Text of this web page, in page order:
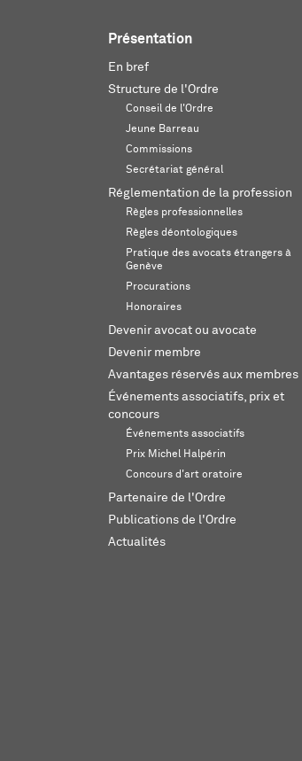
Présentation
En bref
Structure de l'Ordre
Conseil de l'Ordre
Jeune Barreau
Commissions
Secrétariat général
Réglementation de la profession
Règles professionnelles
Règles déontologiques
Pratique des avocats étrangers à
Genève
Procurations
Honoraires
Devenir avocat ou avocate
Devenir membre
Avantages réservés aux membres
Événements associatifs, prix et
concours
Événements associatifs
Prix Michel Halpérin
Concours d'art oratoire
Partenaire de l'Ordre
Publications de l'Ordre
Actualités